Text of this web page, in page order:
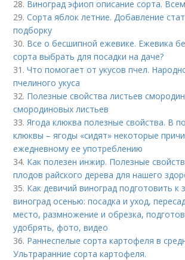
28. Виноград эфиоп описание сорта.
29.Сорта яблок летние. Добавление
подборку
30. Все о бесшипной ежевике. Ежевика
сорта выбрать для посадки на даче?
31.Что помогает от укусов пчел.
пчелиного укуса
32. Полезные свойства листьев
смородиновых листьев
33. Ягода клюква полезные свойства. В
клюквы – ягоды «сидят» некоторые
ежедневному ее употреблению
34. Как полезен инжир. Полезные
плодов райского дерева для нашего
35. Как девичий виноград подготовить к
виноград осенью: посадка и уход,
место, размножение и обрезка,
удобрять, фото, видео
36. Раннеспелые сорта картофеля в
Ультраранние сорта картофеля.